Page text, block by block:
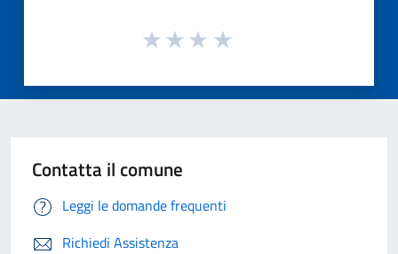
Contatta il comune
Leggi le domande frequenti
Richiedi Assistenza